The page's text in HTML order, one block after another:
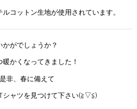
コットン生地が使用されています。
かがでしょうか？
暖かくなってきました！
是非、春に備えて
シャツを見つけて下さい(≧▽≦)